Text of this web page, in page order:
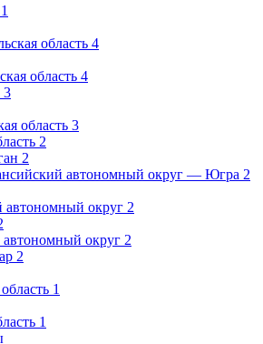
1
область 4
область 4
3
область 3
2
2
автономный округ — Югра 2
автономный округ 2
округ 2
2
1
1